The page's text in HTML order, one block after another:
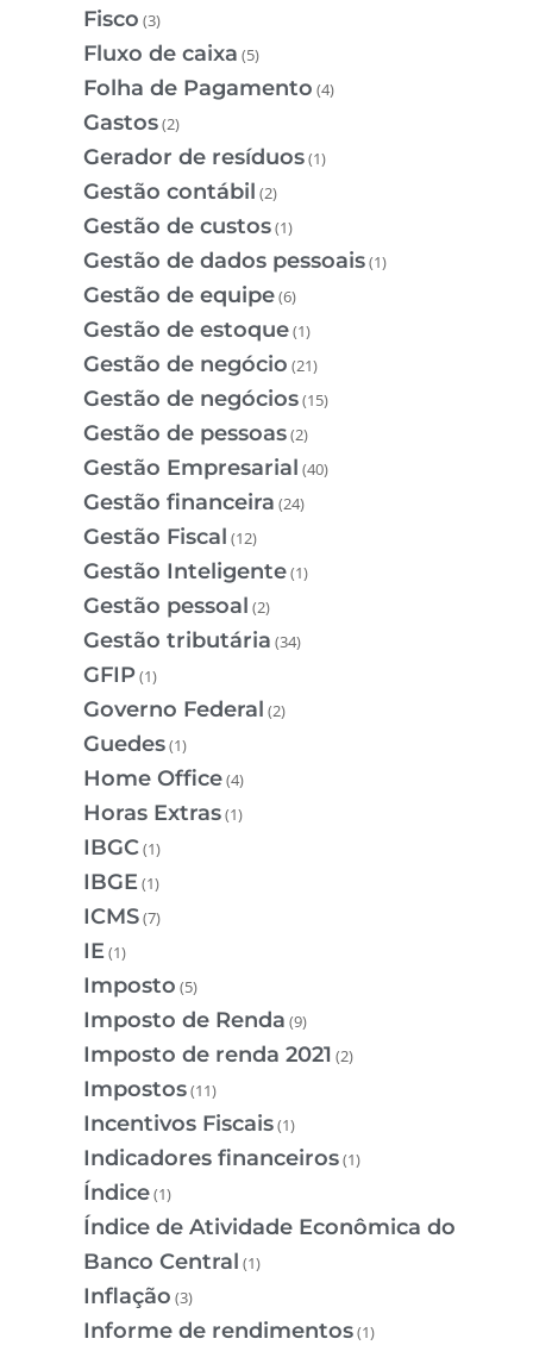
Fisco (3)
Fluxo de caixa (5)
Folha de Pagamento (4)
Gastos(2)
Gerador de resíduos(1)
Gestão contábil (2)
Gestão de custos(1)
Gestão de dados pessoais(1)
Gestão de equipe(6)
Gestão de estoque(1)
Gestão de negócio (21)
Gestão de negócios(15)
Gestão de pessoas(2)
Gestão Empresarial (40)
Gestão financeira (24)
Gestão Fiscal (12)
Gestão Inteligente(1)
Gestão pessoal (2)
Gestão tributária (34)
GFIP(1)
Governo Federal (2)
Guedes(1)
Home Office(4)
Horas Extras(1)
IBGC(1)
IBGE(1)
ICMS(7)
IE(1)
Imposto (5)
Imposto de Renda (9)
Imposto de renda 2021 (2)
Impostos(11)
Incentivos Fiscais(1)
Indicadores financeiros(1)
Índice(1)
Índice de Atividade Econômica do
Banco Central (1)
Inflação (3)
Informe de rendimentos(1)